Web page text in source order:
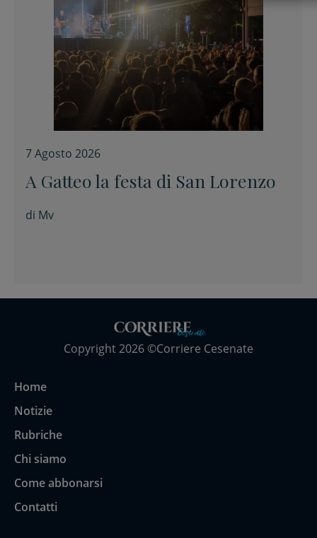
7 Agosto 2026
A Gatteo la festa di San Lorenzo
di Mv
Copyright 2026 ©Corriere Cesenate
Home
Notizie
Rubriche
Chi siamo
Come abbonarsi
Contatti